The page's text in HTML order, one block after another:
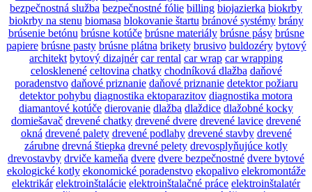
bezpečnostná služba bezpečnostné fólie billing biojazierka biokrby
biokrby na stenu biomasa blokovanie štartu bránové systémy brány
brúsenie betónu brúsne kotúče brúsne materiály brúsne pásy brúsne
papiere brúsne pasty brúsne plátna brikety brusivo buldozéry bytový
architekt bytový dizajnér car rental car wrap car wrapping
celosklenené celtovina chatky chodníková dlažba daňové
poradenstvo daňové priznanie daňové priznanie detektor požiaru
detektor pohybu diagnostika ektoparazitov diagnostika motora
diamantové kotúče dierovanie dlažba dlaždice dlažobné kocky
domiešavač drevené chatky drevené dvere drevené lavice drevené
okná drevené palety drevené podlahy drevené stavby drevené
zárubne drevná štiepka drevné pelety drevosplyňujúce kotly
drevostavby drviče kameňa dvere dvere bezpečnostné dvere bytové
ekologické kotly ekonomické poradenstvo ekopalivo elekromontáže
elektrikár elektroinštalácie elektroinštalačné práce elektroinštalatér